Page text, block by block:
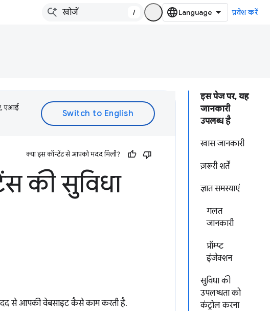
/ प्रवेश करें
इस पेज पर, यह
जानकारी
उपलब्ध है
खास जानकारी
ज़रूरी शर्तें
ज्ञात समस्याएं
गलत
जानकारी
प्रॉम्प्ट
इंजेक्शन
सुविधा की
उपलब्धता को
कंट्रोल करना
एआई
क्या इस कॉन्टेंट से आपको मदद मिली?
की सुविधा
से आपकी वेबसाइट कैसे काम करती है.